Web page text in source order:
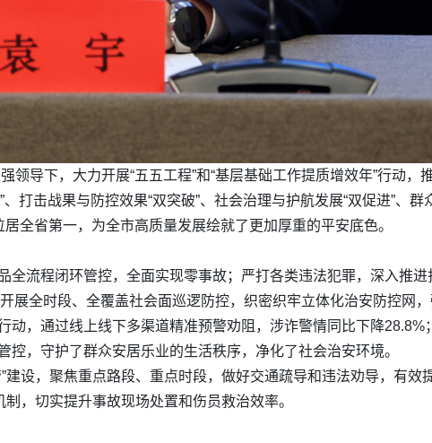
导下，大力开展“五五工程”和“基层基础工作提质增效年”行动，
打击战果与防控效果“双突破”、社会治理与护航发展“双促进”、群
全省第一，为全市高质量发展绘就了更加厚重的平安底色。
流程闭环管控，全面实现零事故；严打各类违法犯罪，深入推进
展全时段、全覆盖社会面巡逻防控，织密织牢立体化治安防控网，
，通过线上线下多渠道精准预警劝阻，涉诈警情同比下降28.8%
，守护了群众安居乐业的生活秩序，净化了社会治安环境。
设，聚焦重点路段、重点时段，做好交通疏导和违法劝导，有效
，切实提升事故现场处置和伤员救治效率。